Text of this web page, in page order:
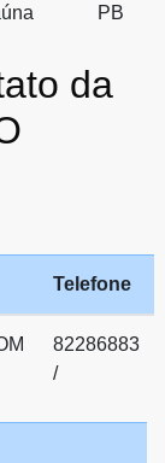
PB
da
Telefone
82286883
/